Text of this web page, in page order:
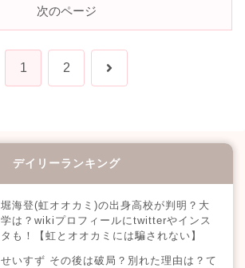
次のページ
1 2 次
デイリーランキング
堀海登(虹オオカミ)の出身高校が判明？大
学は？wikiプロフィールにtwitterやインス
タも！【虹とオオカミには騙されない】
せいすず その後は破局？別れた理由は？て